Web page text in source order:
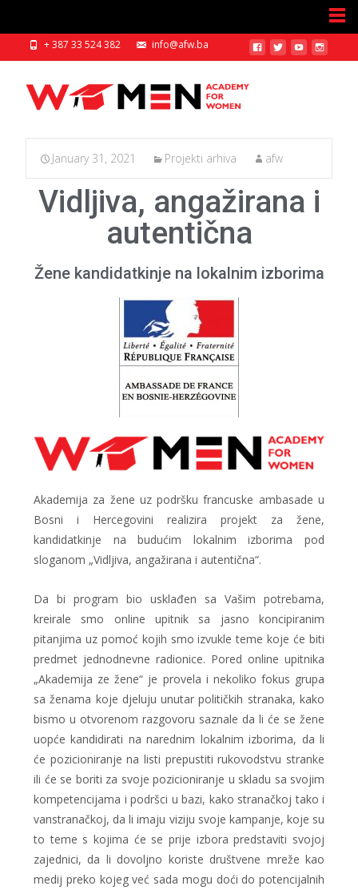
+ 387 33 524 382 info@afw.ba
January 31, 2021 Projekti arhiva afw
Vidljiva, angažirana i
autentična
Žene kandidatkinje na lokalnim izborima
Akademija za žene uz podršku francuske ambasade u
Bosni i Hercegovini realizira projekt za žene,
kandidatkinje na budućim lokalnim izborima pod
sloganom „Vidljiva, angažirana i autentična“.
Da bi program bio usklađen sa Vašim potrebama,
kreirale smo online upitnik sa jasno koncipiranim
pitanjima uz pomoć kojih smo izvukle teme koje će biti
predmet jednodnevne radionice. Pored online upitnika
„Akademija ze žene“ je provela i nekoliko fokus grupa
sa ženama koje djeluju unutar političkih stranaka, kako
bismo u otvorenom razgovoru saznale da li će se žene
uopće kandidirati na narednim lokalnim izborima, da li
će pozicioniranje na listi prepustiti rukovodstvu stranke
ili će se boriti za svoje pozicioniranje u skladu sa svojim
kompetencijama i podršci u bazi, kako stranačkoj tako i
vanstranačkoj, da li imaju viziju svoje kampanje, koje su
to teme s kojima će se prije izbora predstaviti svojoj
zajednici, da li dovoljno koriste društvene mreže kao
medij preko kojeg već sada mogu doći do potencijalnih